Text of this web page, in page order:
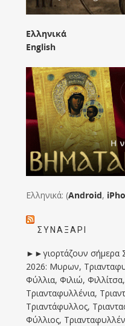
Ελληνικά
English
Ελληνικά: (Android,
ΣΥΝΑΞΆΡΙ
►►γιορτάζουν σήμερα
2026: Μυρων,
Φύλλια, Φιλιώ, Φιλλίτσα,
Τριανταφυλλένια,
Τριαντάφυλλος,
Φύλλιος,